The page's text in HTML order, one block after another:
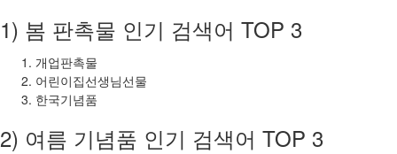
1) 봄 판촉물 인기 검색어 TOP 3
개업판촉물
어린이집선생님선물
한국기념품
2) 여름 기념품 인기 검색어 TOP 3